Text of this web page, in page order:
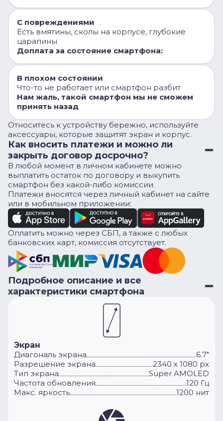
С повреждениями
Есть вмятины, сколы на корпусе, глубокие
царапины
Доплата за состояние смартфона:
В плохом состоянии
Что-то не работает или смартфон разбит
Нам жаль, такой смартфон мы не сможем
принять назад
Относитесь к устройству бережно, используйте
аксессуары, которые защитят экран и корпус.
Как вносить платежи и можно ли
закрыть договор досрочно?
В любой момент в личном кабинете можно
выплатить остаток по договору и выкупить
смартфон без какой-либо комиссии.
Платежи вносятся через личный кабинет на сайте
или в мобильном приложении:
Оплатить можно через СБП, а также с любых
банковских карт, комиссия отсутствует.
Подробное описание и все
характеристики смартфона
Экран
Диагональ экрана
6.7"
Разрешение экрана
2340 х 1080 px
Тип экрана
Super AMOLED
Частота обновления
120 Гц
Макс. яркость
1200 нит